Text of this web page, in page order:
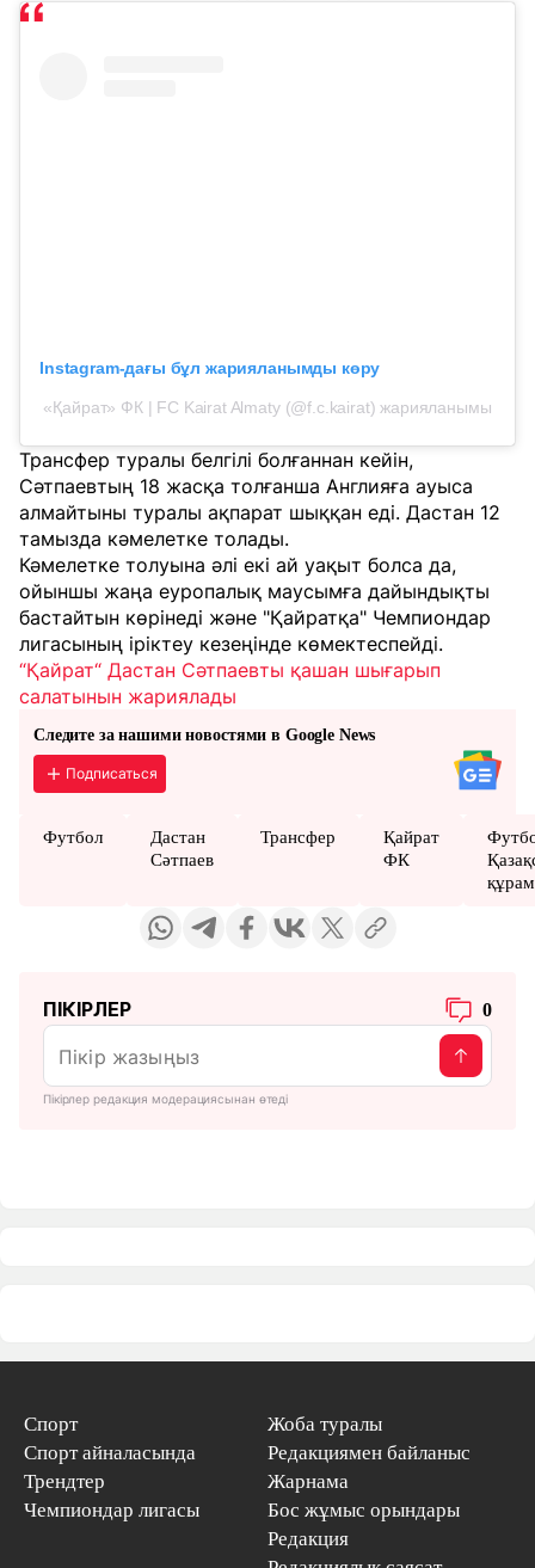
Instagram-дағы бұл жарияланымды көру
«Қайрат» ФК | FC Kairat Almaty (@f.c.kairat) жарияланымы
Трансфер туралы белгілі болғаннан кейін,
Сәтпаевтың 18 жасқа толғанша Англияға ауыса
алмайтыны туралы ақпарат шыққан еді. Дастан 12
тамызда кәмелетке толады.
Кәмелетке толуына әлі екі ай уақыт болса да,
ойыншы жаңа еуропалық маусымға дайындықты
бастайтын көрінеді және "Қайратқа" Чемпиондар
лигасының іріктеу кезеңінде көмектеспейді.
“Қайрат“ Дастан Сәтпаевты қашан шығарып
салатынын жариялады
Следите за нашими новостями в Google News
Подписаться
Футбол
Дастан
Сәтпаев
Трансфер
Қайрат
ФК
ПІКІРЛЕР 0
Пікірлер редакция модерациясынан өтеді
Спорт
Спорт айналасында
Трендтер
Чемпиондар лигасы
Жоба туралы
Редакциямен байланыс
Жарнама
Бос жұмыс орындары
Редакция